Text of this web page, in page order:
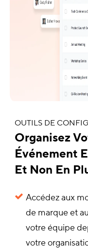
OUTILS DE
Organisez
Événement
Et Non En
Accédez aux
de marque et
votre équipe
votre